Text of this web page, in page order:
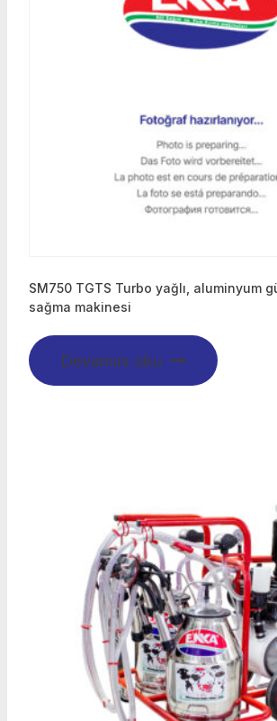
SM750 TGTS Turbo yağlı, aluminyum
sağma makinesi
Devamını oku